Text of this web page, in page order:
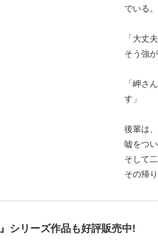
でいる。
「大丈
そう強
「岬さ
す」
後輩は
嘘をつ
そして
その帰
シリーズ作品も好評販売中!